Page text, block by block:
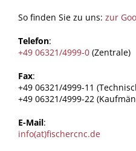
So finden Sie zu uns: zur
Telefon:
+49 06321/4999-0
Fax:
+49 06321/4999-11
+49 06321/4999-22
E-Mail:
info(at)fischercnc.de